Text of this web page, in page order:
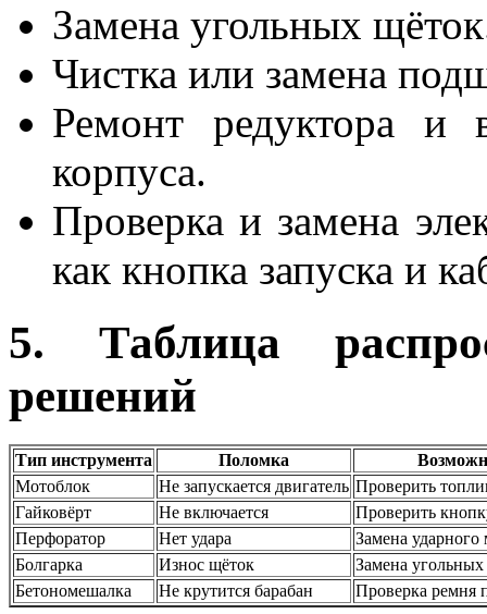
Замена угольных
Чистка или замена
Ремонт редуктора и
корпуса.
Проверка и замена
как кнопка запуска и
5. Таблица
решений
Тип инструмента Поломка
Мотоблок
Не запускается двигатель Проверить
Гайковёрт
Не включается
Проверить
Перфоратор
Нет удара
Замена ударного
Болгарка
Износ щёток
Замена
Бетономешалка
Не крутится барабан Проверка ремня